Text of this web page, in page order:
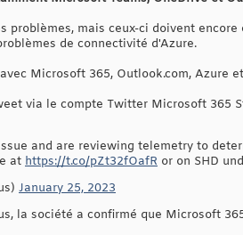
problèmes, mais ceux-ci doivent
de connectivité d'Azure.
Microsoft 365, Outlook.com, Azure
via le compte Twitter Microsoft 365
and are reviewing telemetry to
at https://t.co/pZt32fOafR or on SHD
January 25, 2023
la société a confirmé que Microsoft